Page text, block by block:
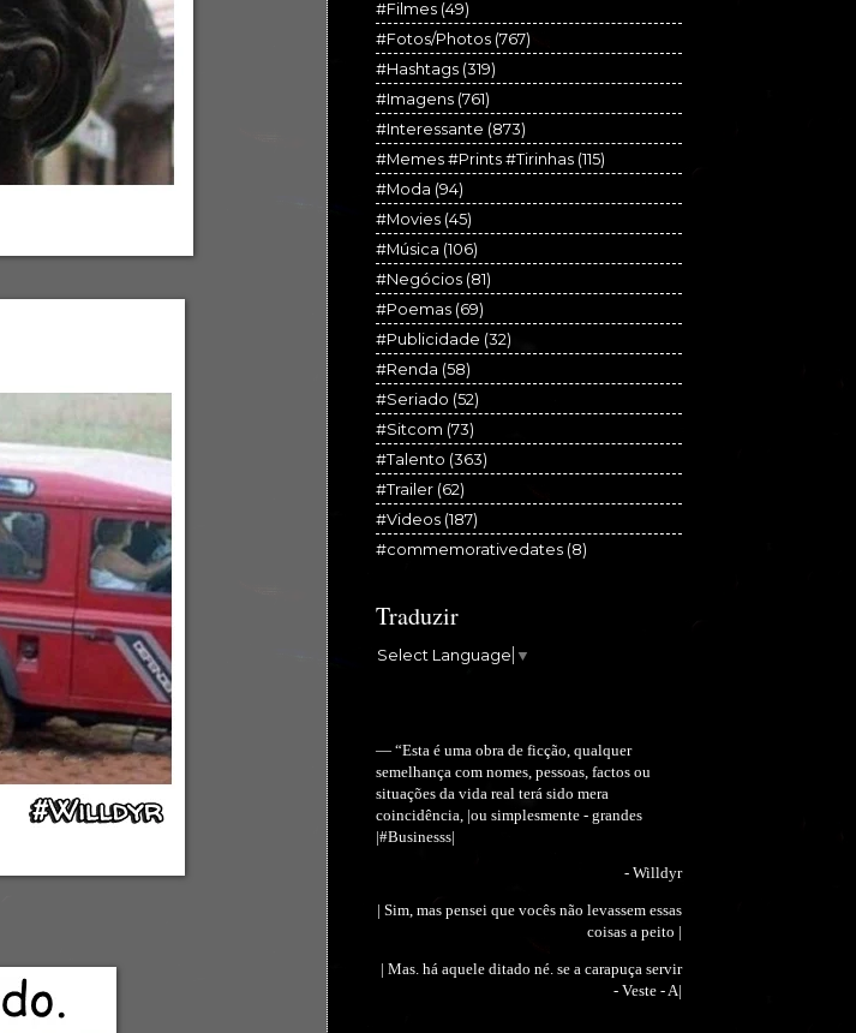
#Filmes (49)
#Fotos/Photos (767)
#Hashtags (319)
#Imagens (761)
#Interessante (873)
#Memes #Prints #Tirinhas (115)
#Moda (94)
#Movies (45)
#Música (106)
#Negócios (81)
#Poemas (69)
#Publicidade (32)
#Renda (58)
#Seriado (52)
#Sitcom (73)
#Talento (363)
#Trailer (62)
#Videos (187)
#commemorativedates (8)
Traduzir
Select Language ▼
— “Esta é uma obra de ficção, qualquer
semelhança com nomes, pessoas, factos ou
situações da vida real terá sido mera
coincidência, |ou simplesmente - grandes
|#Businesss|
- Willdyr
| Sim, mas pensei que vocês não levassem essas
coisas a peito |
| Mas. há aquele ditado né. se a carapuça servir
- Veste - A|